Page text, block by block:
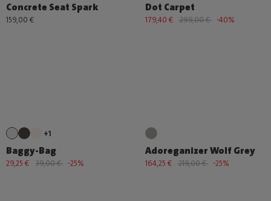
Concrete Seat Spark
159,00 €
Dot Carpet
179,40 € 299,00 € -40%
+1
Baggy-Bag
29,25 € 39,00 € -25%
Adoreganizer Wolf Grey
164,25 € 219,00 € -25%